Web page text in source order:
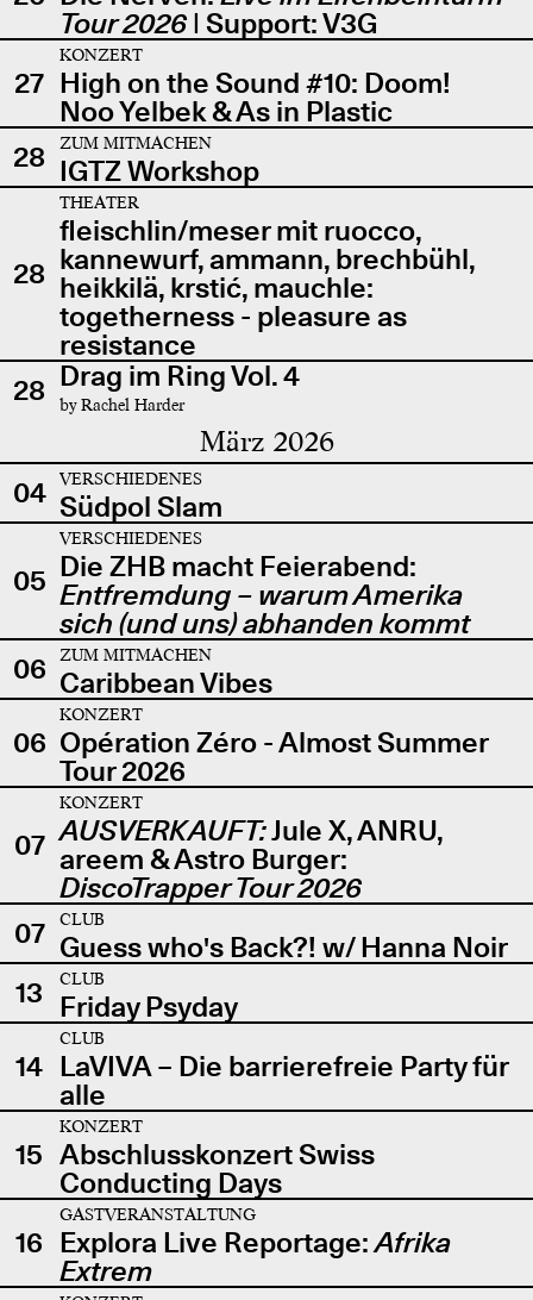
Tour 2026| Support: V3G
27
KONZERT
High on the Sound #10: Doom!
Noo Yelbek & As in Plastic
28
ZUM MITMACHEN
IGTZ Workshop
28
THEATER
fleischlin/meser mit ruocco,
kannewurf, ammann, brechbühl,
heikkilä, krstić, mauchle:
togetherness - pleasure as
resistance
28 Drag im Ring Vol. 4
by Rachel Harder
März 2026
04 VERSCHIEDENES
Südpol Slam
05
VERSCHIEDENES
Die ZHB macht Feierabend:
Entfremdung – warum Amerika
sich (und uns) abhanden kommt
06
ZUM MITMACHEN
Caribbean Vibes
06
KONZERT
Opération Zéro - Almost Summer
Tour 2026
07
KONZERT
AUSVERKAUFT:Jule X, ANRU,
areem & Astro Burger:
DiscoTrapper Tour 2026
07
CLUB
Guess who's Back?! w/ Hanna Noir
13
CLUB
Friday Psyday
14
CLUB
LaVIVA – Die barrierefreie Party für
alle
15
KONZERT
Abschlusskonzert Swiss
Conducting Days
16
GASTVERANSTALTUNG
Explora Live Reportage:Afrika
Extrem